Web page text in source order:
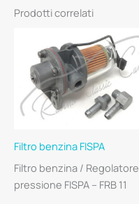
Prodotti correlati
Filtro benzina FISPA
Filtro benzina / Regolatore
pressione FISPA – FRB 11